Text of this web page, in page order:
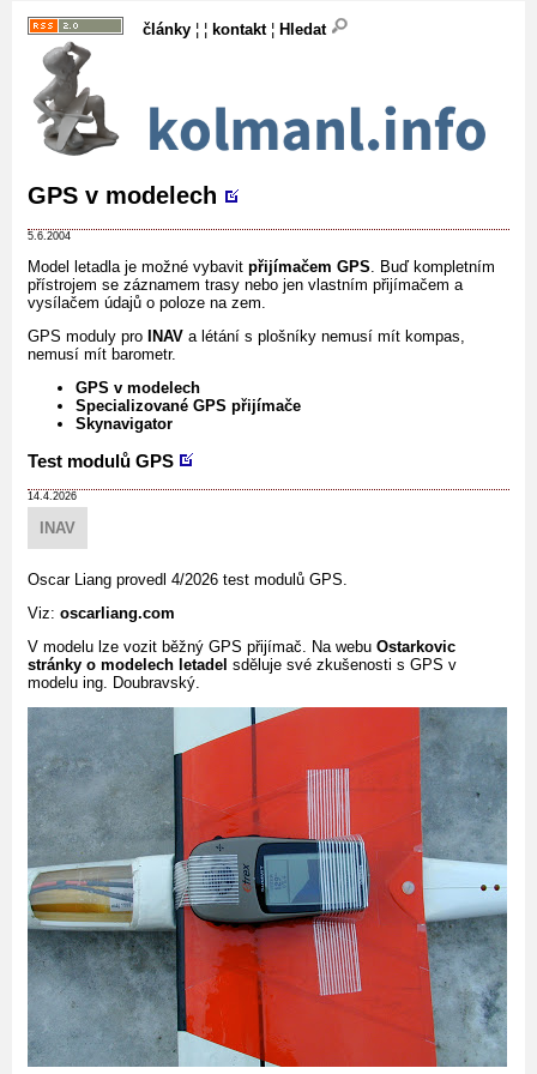
články ¦ ¦ kontakt¦ Hledat
GPS v modelech
5.6.2004
Model letadla je možné vybavit přijímačem GPS . Buď kompletním
přístrojem se záznamem trasy nebo jen vlastním přijímačem a
vysílačem údajů o poloze na zem.
GPS moduly pro
INAV a létání s plošníky nemusí mít kompas,
nemusí mít barometr.
GPS v modelech
Specializované GPS přijímače
Skynavigator
Test modulů GPS
14.4.2026
INAV
Oscar Liang provedl 4/2026 test modulů GPS.
Viz: oscarliang.com
V modelu lze vozit běžný GPS přijímač. Na webu Ostarkovic
stránky o modelech letadel sděluje své zkušenosti s GPS v
modelu ing. Doubravský.